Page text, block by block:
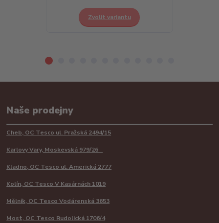
Zvolit variantu
Naše prodejny
Cheb, OC Tesco ul. Pražská 2494/15
Karlovy Vary, Moskevská 979/26
Kladno, OC Tesco ul. Americká 2777
Kolín, OC Tesco V Kasárnách 1019
Mělník, OC Tesco Vodárenská 3653
Most, OC Tesco Rudolická 1706/4